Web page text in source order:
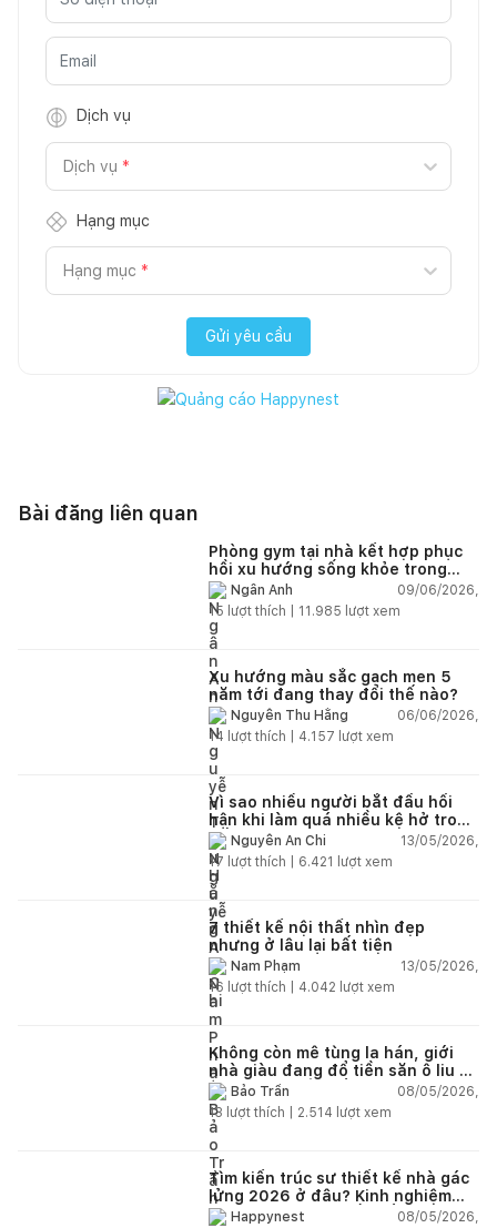
Dịch vụ
Dịch vụ *
Hạng mục
Hạng mục *
Gửi yêu cầu
Bài đăng liên quan
Phòng gym tại nhà kết hợp phục
hồi xu hướng sống khỏe trong
nhà hiện đại
Ngân Anh
09/06/2026,
15 lượt thích | 11.985 lượt xem
Xu hướng màu sắc gạch men 5
năm tới đang thay đổi thế nào?
Nguyễn Thu Hằng
06/06/2026,
14 lượt thích | 4.157 lượt xem
Vì sao nhiều người bắt đầu hối
hận khi làm quá nhiều kệ hở trong
bếp?Nguyễn An Chi
13/05/2026,
17 lượt thích | 6.421 lượt xem
7 thiết kế nội thất nhìn đẹp
nhưng ở lâu lại bất tiện
Nam Phạm
13/05/2026,
16 lượt thích | 4.042 lượt xem
Không còn mê tùng la hán, giới
nhà giàu đang đổ tiền săn ô liu cổ
thụ từ châu Âu về ban công
Bảo Trần
08/05/2026,
13 lượt thích | 2.514 lượt xem
Tìm kiến trúc sư thiết kế nhà gác
lửng 2026 ở đâu? Kinh nghiệm
chọn đúng tránh tốn tiền
Happynest
08/05/2026,